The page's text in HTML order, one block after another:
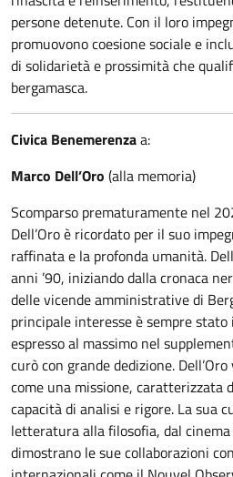
persone detenute. Con il loro
promuovono coesione sociale e
di solidarietà e prossimità che
bergamasca.
Civica Benemerenzaa:
Marco Dell’Oro (alla memoria)
Scomparso prematuramente nel
Dell’Oro è ricordato per il suo
raffinata e la profonda umanità.
anni ’90, iniziando dalla cronaca
delle vicende amministrative di
principale interesse è sempre
espresso al massimo nel
curò con grande dedizione.
come una missione, caratterizzata
capacità di analisi e rigore. La sua
letteratura alla filosofia, dal
dimostrano le sue collaborazioni